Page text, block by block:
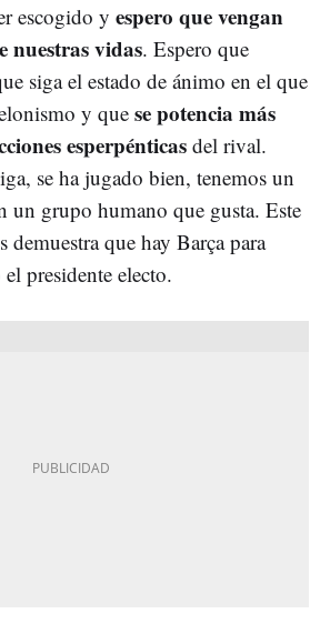
escogido y espero que vengan
nuestras vidas. Espero que
siga el estado de ánimo en el que
y que se potencia más
esperpénticas del rival.
se ha jugado bien, tenemos un
un grupo humano que gusta. Este
demuestra que hay Barça para
presidente electo.